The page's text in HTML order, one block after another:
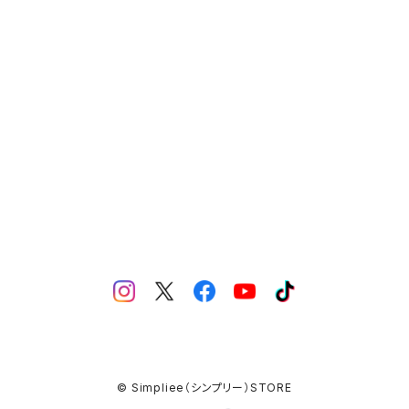
© Simpliee（シンプリー）STORE